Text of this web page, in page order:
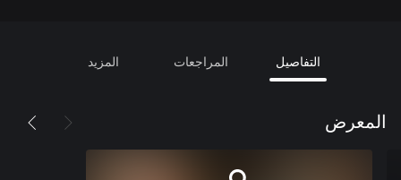
التفاصيل المراجعات المزيد
المعرض